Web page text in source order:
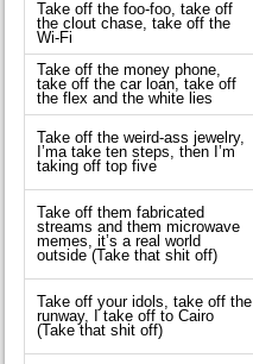
Take off the foo-foo, take off
the clout chase, take off the
Wi-Fi
Take off the money phone,
take off the car loan, take off
the flex and the white lies
Take off the weird-ass jewelry,
I’ma take ten steps, then I’m
taking off top five
Take off them fabricated
streams and them microwave
memes, it’s a real world
outside (Take that shit off)
Take off your idols, take off the
runway, I take off to Cairo
(Take that shit off)